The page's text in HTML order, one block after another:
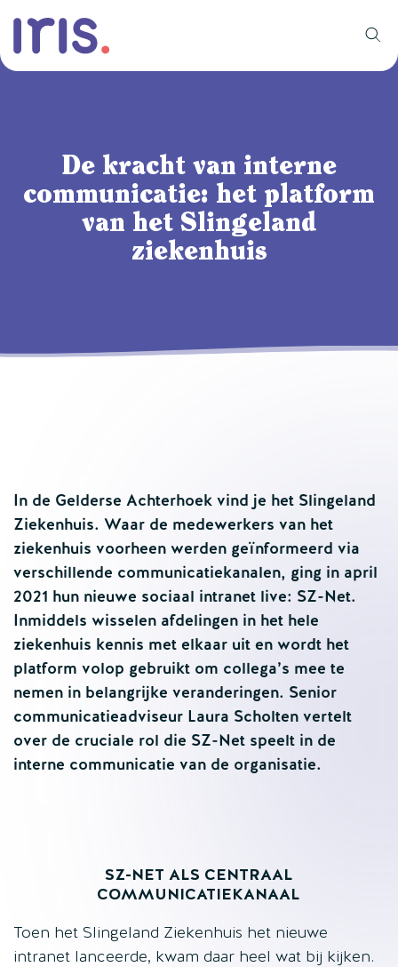
De kracht van interne
communicatie: het platform
van het Slingeland
ziekenhuis
In de Gelderse Achterhoek vind je het Slingeland
Ziekenhuis. Waar de medewerkers van het
ziekenhuis voorheen werden geïnformeerd via
verschillende communicatiekanalen, ging in april
2021 hun nieuwe sociaal intranet live: SZ-Net.
Inmiddels wisselen afdelingen in het hele
ziekenhuis kennis met elkaar uit en wordt het
platform volop gebruikt om collega’s mee te
nemen in belangrijke veranderingen. Senior
communicatieadviseur Laura Scholten vertelt
over de cruciale rol die SZ-Net speelt in de
interne communicatie van de organisatie.
SZ-NET ALS CENTRAAL
COMMUNICATIEKANAAL
Toen het Slingeland Ziekenhuis het nieuwe
intranet lanceerde, kwam daar heel wat bij kijken.